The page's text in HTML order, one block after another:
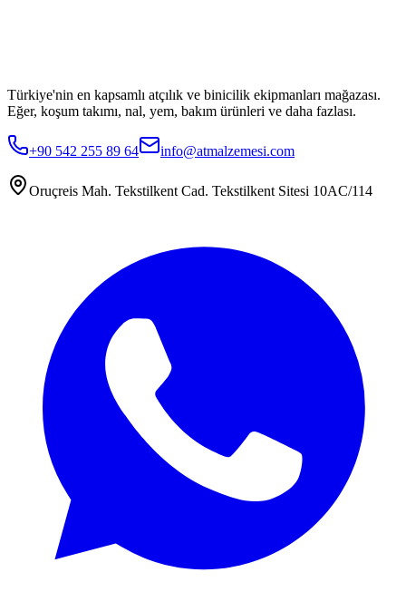
Türkiye'nin en kapsamlı atçılık ve binicilik ekipmanları mağazası.
Eğer, koşum takımı, nal, yem, bakım ürünleri ve daha fazlası.
+90 542 255 89 64 info@atmalzemesi.com
Oruçreis Mah. Tekstilkent Cad. Tekstilkent Sitesi 10AC/114